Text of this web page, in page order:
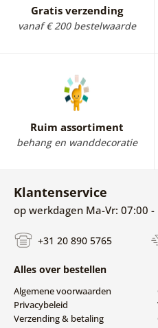
Gratis verzending
vanaf € 200 bestelwaarde
Ruim assortiment
behang en wanddecoratie
Klantenservice
op werkdagen Ma-Vr: 07:00 -
+31 20 890 5765
Alles over bestellen
Algemene voorwaarden
Privacybeleid
Verzending & betaling